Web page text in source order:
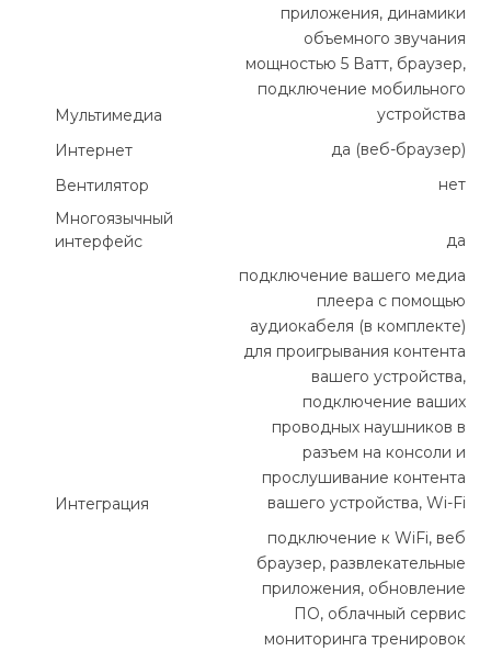
Мультимедиа
приложения, динамики
объемного звучания
мощностью 5 Ватт, браузер,
подключение мобильного
устройства
Интернет
да (веб-браузер)
Вентилятор
нет
Многоязычный
интерфейс
да
Интеграция
подключение вашего медиа
плеера с помощью
аудиокабеля (в комплекте)
для проигрывания контента
вашего устройства,
подключение ваших
проводных наушников в
разъем на консоли и
прослушивание контента
вашего устройства, Wi-Fi
подключение к WiFi, веб
браузер, развлекательные
приложения, обновление
ПО, облачный сервис
мониторинга тренировок